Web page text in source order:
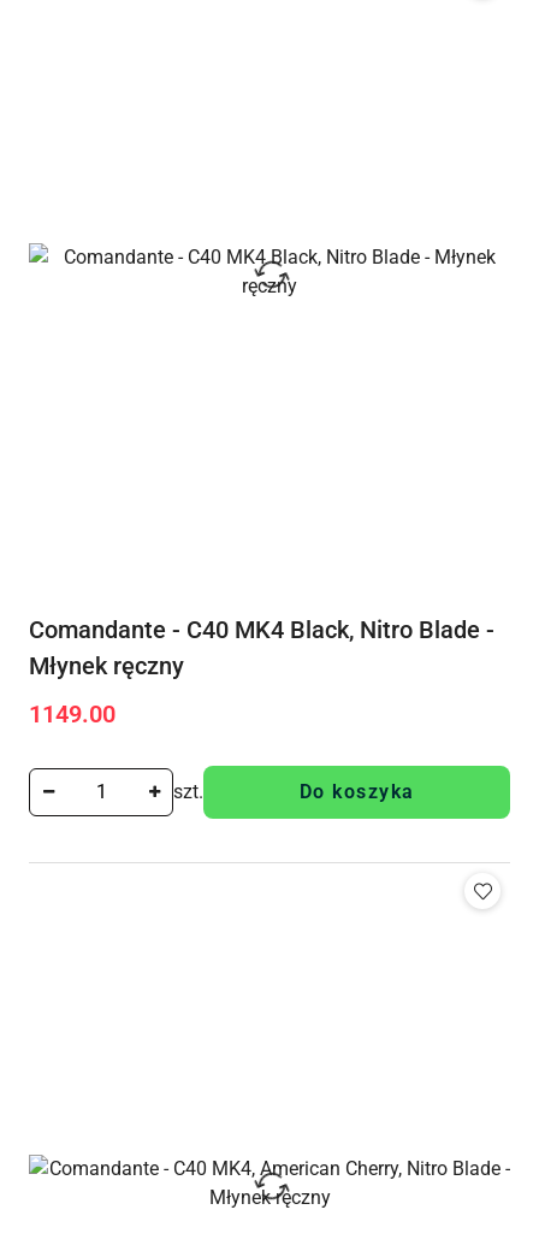
Comandante - C40 MK4 Black, Nitro Blade -
Młynek ręczny
Cena:
1149.00
szt. Do koszyka